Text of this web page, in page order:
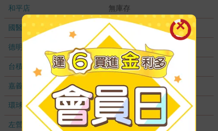
和平店 無庫存
國醫加盟店 無庫存
德明加盟店 無庫存
台積店 無庫存
嘉義耐斯店 無庫存
環球店 無庫存
左營店 無庫存